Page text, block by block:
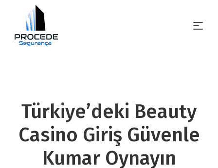
Türkiye’deki Beauty
Casino Giriş Güvenle
Kumar Oynayın